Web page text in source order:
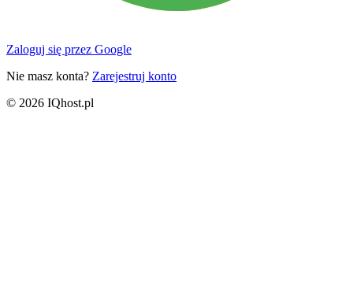
Zaloguj się przez Google
Nie masz konta? Zarejestruj konto
© 2026 IQhost.pl